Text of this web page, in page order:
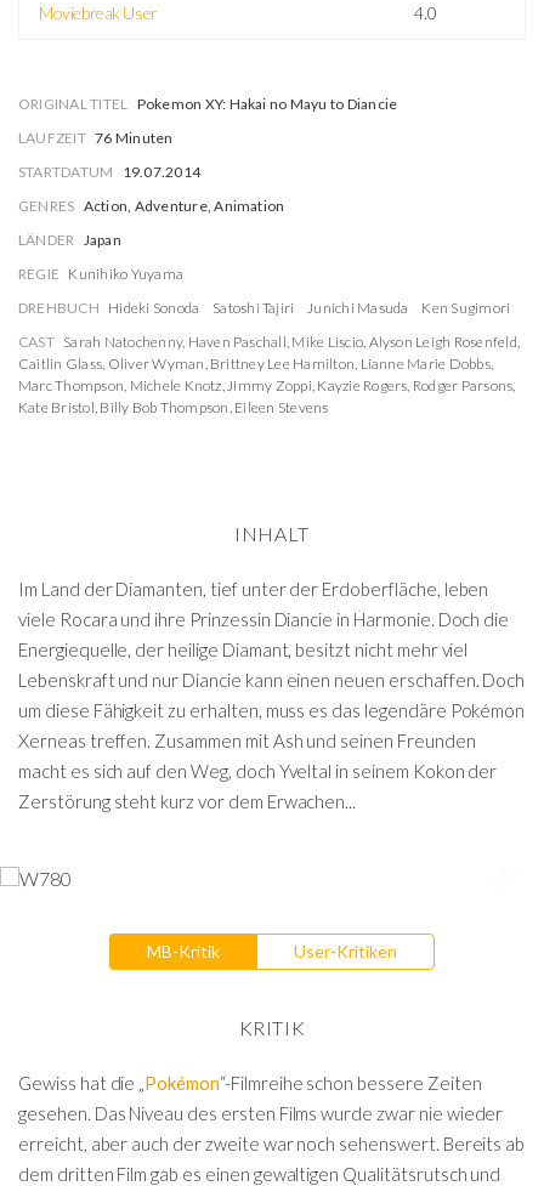
Moviebreak User 4.0
ORIGINAL TITEL Pokemon XY: Hakai no Mayu to Diancie
LAUFZEIT 76 Minuten
STARTDATUM
19.07.2014
GENRES Action, Adventure, Animation
LÄNDER Japan
REGIE Kunihiko Yuyama
DREHBUCH Hideki Sonoda Satoshi Tajiri Junichi Masuda
Ken Sugimori
CAST Sarah Natochenny, Haven Paschall, Mike Liscio, Alyson Leigh Rosenfeld,
Caitlin Glass, Oliver Wyman, Brittney Lee Hamilton, Lianne Marie Dobbs,
Marc Thompson, Michele Knotz,Jimmy Zoppi, Kayzie Rogers, Rodger Parsons,
Kate Bristol, Billy Bob Thompson, Eileen Stevens
INHALT
Im Land der Diamanten, tief unter der Erdoberfläche, leben
viele Rocara und ihre Prinzessin Diancie in Harmonie. Doch die
Energiequelle, der heilige Diamant, besitzt nicht mehr viel
Lebenskraft und nur Diancie kann einen neuen erschaffen. Doch
um diese Fähigkeit zu erhalten, muss es das legendäre Pokémon
Xerneas treffen. Zusammen mit Ash und seinen Freunden
macht es sich auf den Weg, doch Yveltal in seinem Kokon der
Zerstörung steht kurz vor dem Erwachen...
MB-Kritik User-Kritiken
KRITIK
Gewiss hat die „ Pokémon“-Filmreihe schon bessere Zeiten
gesehen. Das Niveau des ersten Films wurde zwar nie wieder
erreicht, aber auch der zweite war noch sehenswert. Bereits ab
dem dritten Film gab es einen gewaltigen Qualitätsrutsch und